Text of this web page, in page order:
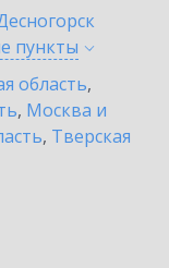
пункты
область,
, Москва и
, Тверская